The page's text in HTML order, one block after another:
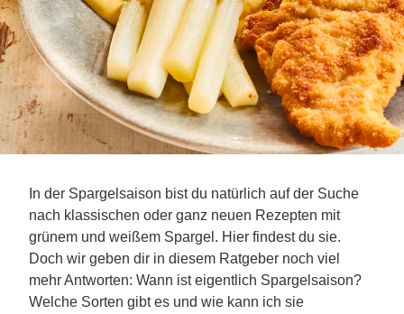
In der Spargelsaison bist du natürlich auf der Suche
nach klassischen oder ganz neuen Rezepten mit
grünem und weißem Spargel. Hier findest du sie.
Doch wir geben dir in diesem Ratgeber noch viel
mehr Antworten: Wann ist eigentlich Spargelsaison?
Welche Sorten gibt es und wie kann ich sie